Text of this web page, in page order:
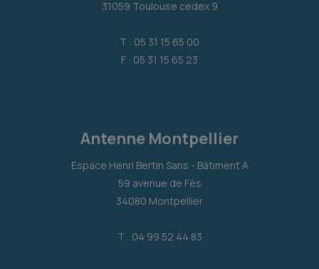
31059 Toulouse cedex 9
T : 05 31 15 65 00
F : 05 31 15 65 23
Antenne Montpellier
Espace Henri Bertin Sans - Bâtiment A
59 avenue de Fès
34080 Montpellier
T : 04 99 52 44 83